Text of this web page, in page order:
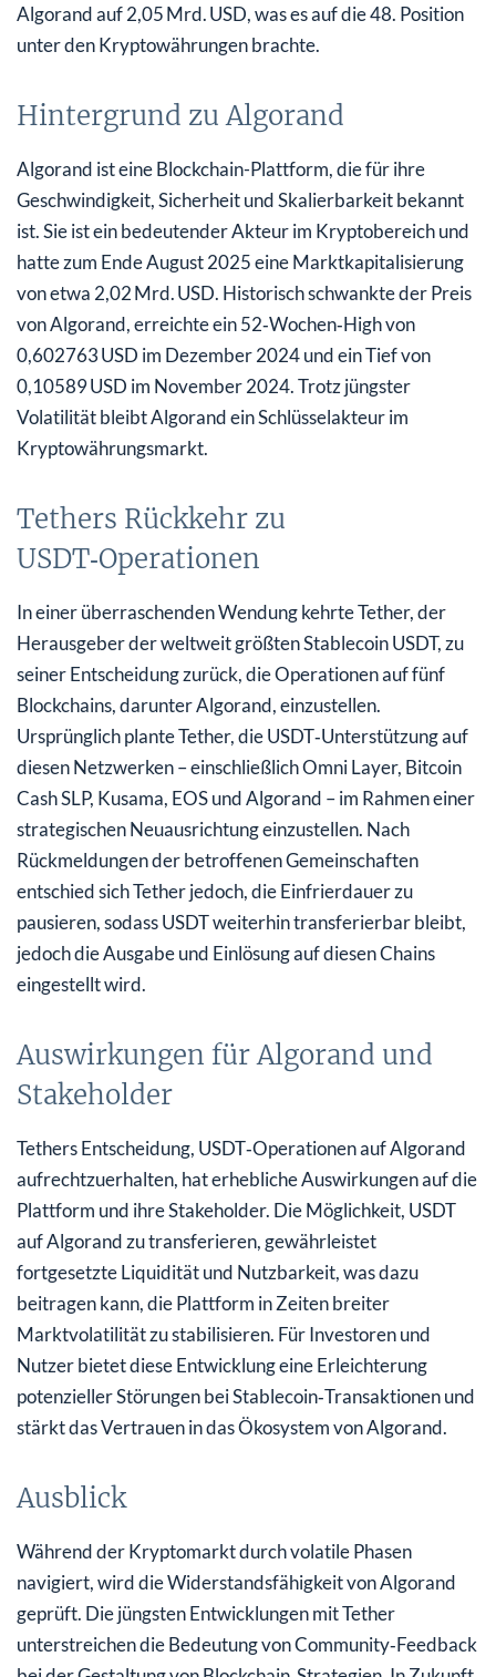
Algorand auf 2,05 Mrd. USD, was es auf die 48. Position
unter den Kryptowährungen brachte.
Hintergrund zu Algorand
Algorand ist eine Blockchain-Plattform, die für ihre
Geschwindigkeit, Sicherheit und Skalierbarkeit bekannt
ist. Sie ist ein bedeutender Akteur im Kryptobereich und
hatte zum Ende August 2025 eine Marktkapitalisierung
von etwa 2,02 Mrd. USD. Historisch schwankte der Preis
von Algorand, erreichte ein 52‑Wochen‑High von
0,602763 USD im Dezember 2024 und ein Tief von
0,10589 USD im November 2024. Trotz jüngster
Volatilität bleibt Algorand ein Schlüsselakteur im
Kryptowährungsmarkt.
Tethers Rückkehr zu
USDT‑Operationen
In einer überraschenden Wendung kehrte Tether, der
Herausgeber der weltweit größten Stablecoin USDT, zu
seiner Entscheidung zurück, die Operationen auf fünf
Blockchains, darunter Algorand, einzustellen.
Ursprünglich plante Tether, die USDT‑Unterstützung auf
diesen Netzwerken – einschließlich Omni Layer, Bitcoin
Cash SLP, Kusama, EOS und Algorand – im Rahmen einer
strategischen Neuausrichtung einzustellen. Nach
Rückmeldungen der betroffenen Gemeinschaften
entschied sich Tether jedoch, die Einfrierdauer zu
pausieren, sodass USDT weiterhin transferierbar bleibt,
jedoch die Ausgabe und Einlösung auf diesen Chains
eingestellt wird.
Auswirkungen für Algorand und
Stakeholder
Tethers Entscheidung, USDT‑Operationen auf Algorand
aufrechtzuerhalten, hat erhebliche Auswirkungen auf die
Plattform und ihre Stakeholder. Die Möglichkeit, USDT
auf Algorand zu transferieren, gewährleistet
fortgesetzte Liquidität und Nutzbarkeit, was dazu
beitragen kann, die Plattform in Zeiten breiter
Marktvolatilität zu stabilisieren. Für Investoren und
Nutzer bietet diese Entwicklung eine Erleichterung
potenzieller Störungen bei Stablecoin‑Transaktionen und
stärkt das Vertrauen in das Ökosystem von Algorand.
Ausblick
Während der Kryptomarkt durch volatile Phasen
navigiert, wird die Widerstandsfähigkeit von Algorand
geprüft. Die jüngsten Entwicklungen mit Tether
unterstreichen die Bedeutung von Community‑Feedback